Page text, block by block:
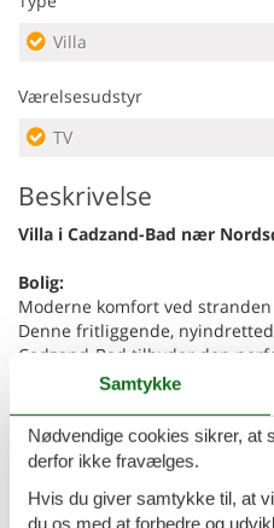
Villa
Værelsesudstyr
TV
Beskrivelse
Villa i Cadzand-Bad nær
Bolig:
Moderne komfort ved
Denne fritliggende,
Cadzand-Bad tilbyder den
afslapning - kun 400 meter fra
med gulvvarme, et elegant
stueetagen med eget
for flere generationer. Med
gennemtænkt design er dette
Samtykke
Nødvendige cookies sikrer, at
derfor ikke fravælges.
Hvis du giver samtykke til, at
du os med at forbedre og